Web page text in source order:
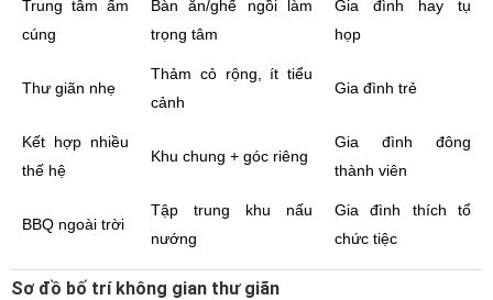
Trung tâm ấm
cúng
Bàn ăn/ghế ngồi làm
trọng tâm
Gia đình hay tụ
họp
Thư giãn nhẹ
Thảm cỏ rộng, ít tiểu
cảnh
Gia đình trẻ
Kết hợp nhiều
thế hệ
Khu chung + góc riêng
Gia đình đông
thành viên
BBQ ngoài trời
Tập trung khu nấu
nướng
Gia đình thích tổ
chức tiệc
Sơ đồ bố trí không gian thư giãn